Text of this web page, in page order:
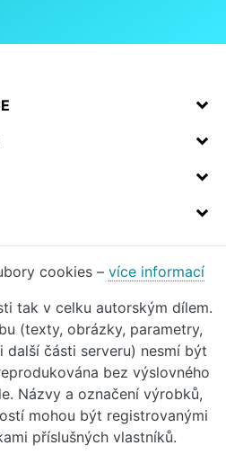
cookies – více informací
tak v celku autorským dílem.
(texty, obrázky, parametry,
části serveru) nesmí být
bez výslovného
Názvy a označení výrobků,
mohou být registrovanými
příslušných vlastníků.